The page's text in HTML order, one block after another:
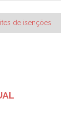
de isenções